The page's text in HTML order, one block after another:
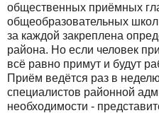
общественных приёмных
общеобразовательных
за каждой закреплена
района. Но если человек
всё равно примут и будут
Приём ведётся раз в
специалистов районной
необходимости -